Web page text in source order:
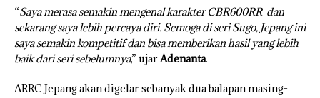
“Saya merasa semakin mengenal karakter CBR600RR dan
sekarang saya lebih percaya diri. Semoga di seri Sugo, Jepang ini
saya semakin kompetitif dan bisa memberikan hasil yang lebih
baik dari seri sebelumnya,” ujarAdenanta.
ARRC Jepang akan digelar sebanyak dua balapan masing-